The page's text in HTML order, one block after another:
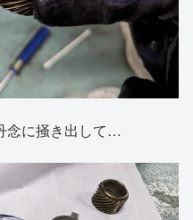
念に掻き出して…